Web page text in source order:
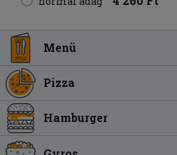
Menü
Pizza
Hamburger